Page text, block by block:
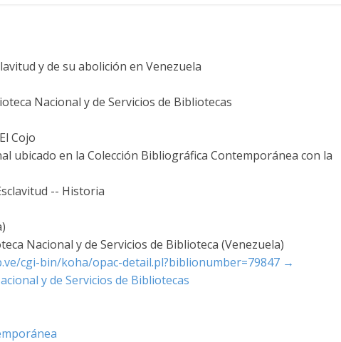
y de su abolición en Venezuela
Nacional y de Servicios de Bibliotecas
Cojo
ubicado en la Colección Bibliográfica Contemporánea con la
-- Historia
Nacional y de Servicios de Biblioteca (Venezuela)
cgi-bin/koha/opac-detail.pl?biblionumber=79847 →
y de Servicios de Bibliotecas